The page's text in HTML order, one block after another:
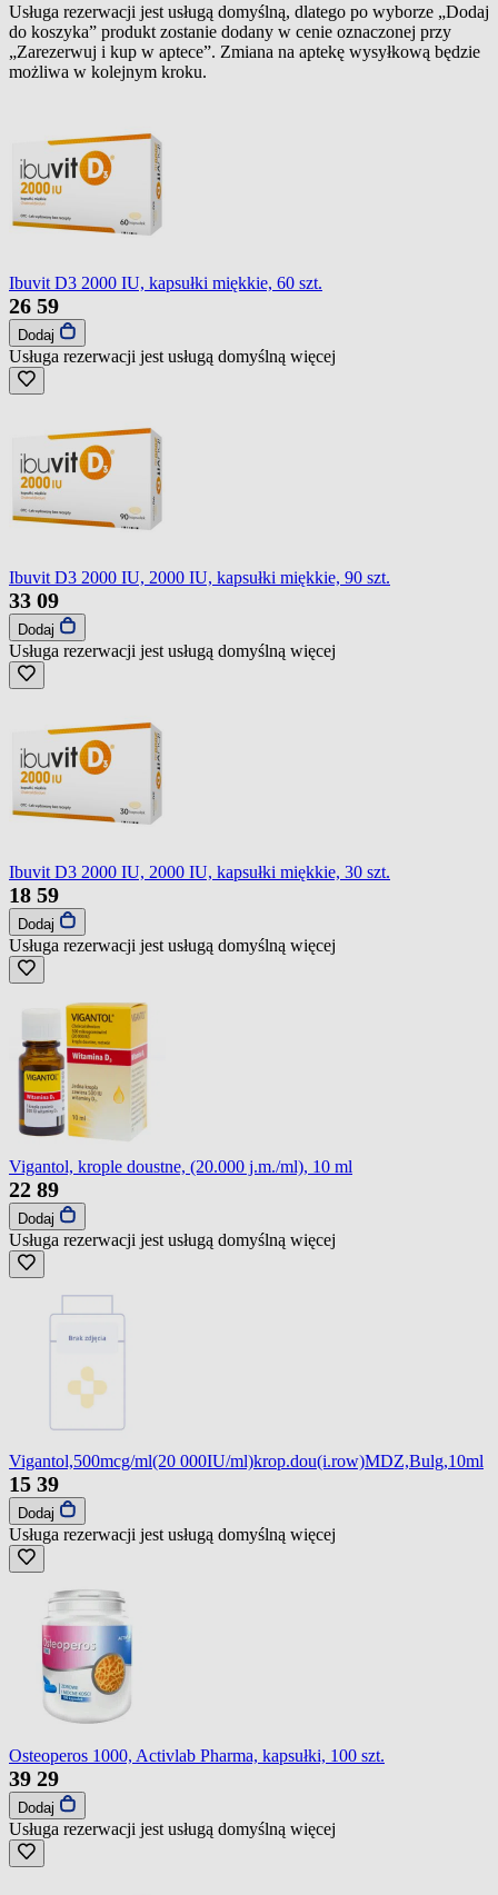
Usługa rezerwacji jest usługą domyślną, dlatego po wyborze „Dodaj
do koszyka” produkt zostanie dodany w cenie oznaczonej przy
„Zarezerwuj i kup w aptece”. Zmiana na aptekę wysyłkową będzie
możliwa w kolejnym kroku.
Ibuvit D3 2000 IU, kapsułki miękkie, 60 szt.
26 59
Dodaj
Usługa rezerwacji jest usługą domyślną więcej
Ibuvit D3 2000 IU, 2000 IU, kapsułki miękkie, 90 szt.
33 09
Dodaj
Usługa rezerwacji jest usługą domyślną więcej
Ibuvit D3 2000 IU, 2000 IU, kapsułki miękkie, 30 szt.
18 59
Dodaj
Usługa rezerwacji jest usługą domyślną więcej
Vigantol, krople doustne, (20.000 j.m./ml), 10 ml
22 89
Dodaj
Usługa rezerwacji jest usługą domyślną więcej
Vigantol,500mcg/ml(20 000IU/ml)krop.dou(i.row)MDZ,Bulg,10ml
15 39
Dodaj
Usługa rezerwacji jest usługą domyślną więcej
Osteoperos 1000, Activlab Pharma, kapsułki, 100 szt.
39 29
Dodaj
Usługa rezerwacji jest usługą domyślną więcej